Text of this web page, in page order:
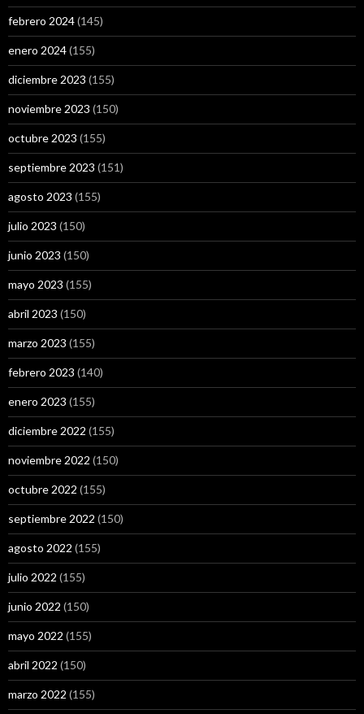
febrero 2024(145)
enero 2024(155)
diciembre 2023 (155)
noviembre 2023 (150)
octubre 2023 (155)
septiembre 2023 (151)
agosto 2023 (155)
julio 2023 (150)
junio 2023 (150)
mayo 2023 (155)
abril 2023 (150)
marzo 2023 (155)
febrero 2023 (140)
enero 2023 (155)
diciembre 2022 (155)
noviembre 2022 (150)
octubre 2022 (155)
septiembre 2022 (150)
agosto 2022 (155)
julio 2022 (155)
junio 2022 (150)
mayo 2022 (155)
abril 2022 (150)
marzo 2022 (155)